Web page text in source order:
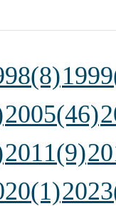
2005(46)
2011(9)